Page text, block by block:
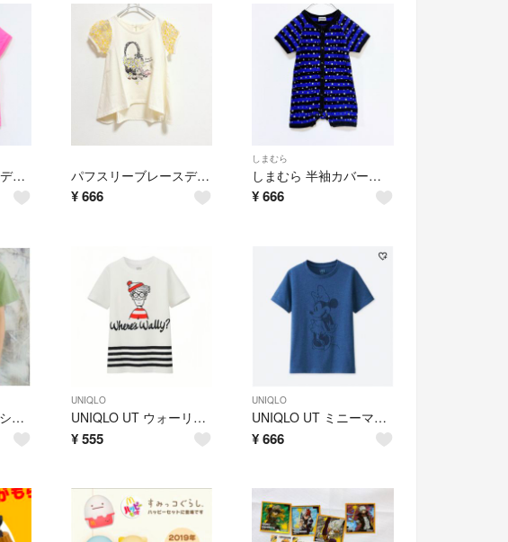
CHEROKEE フリルデザイン 半袖Tシャツ トップス カットソー ピンク 西松屋 半袖デザイントップス 100 パフスリーブレースデザイン アシンメトリーデザイン トップス カットソー 半袖Tシャツ フレアデザイントップス ビジュー
¥ 666
しまむら
しまむら 半袖カバーオール 星×ボーダー ロンパース 半袖 ショートオール 前開きロンパース パープル スター柄 70
¥666
Bee des Bee 半袖Tシャツ トップス メガネ柄 グリーン カーキ 男女兼用 半袖Tシャツ
UNIQLO
UNIQLO UT ウォーリーを探せTシャツ 半袖Tシャツ トップス ホワイト ウォーリー 110
¥ 555
UNIQLO
UNIQLO UT ミニーマウス 半袖Tシャツ トップス ミニーちゃんTシャツ ブルー 半袖 Tシャツ
¥666